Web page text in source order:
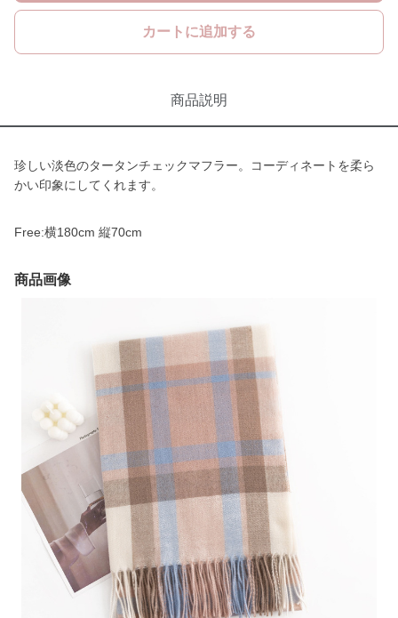
カートに追加する
商品説明
珍しい淡色のタータンチェックマフラー。コーディネートを柔ら
かい印象にしてくれます。
Free:横180cm 縦70cm
商品画像